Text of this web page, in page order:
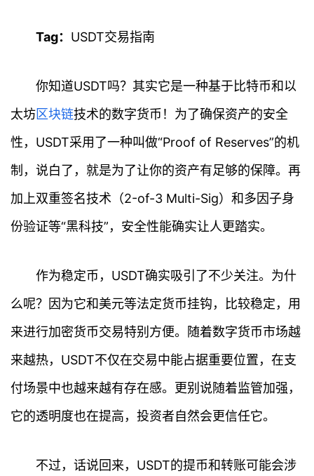
首
行
讯
专
题
百
科
Tag： USDT交易指南
你知道USDT吗？其实它是一种基于比特币和以
太坊区块链技术的数字货币！为了确保资产的安全
性，USDT采用了一种叫做“Proof of Reserves”的机
制，说白了，就是为了让你的资产有足够的保障。再
加上双重签名技术（2-of-3 Multi-Sig）和多因子身
份验证等“黑科技”，安全性能确实让人更踏实。
作为稳定币，USDT确实吸引了不少关注。为什
么呢？因为它和美元等法定货币挂钩，比较稳定，用
来进行加密货币交易特别方便。随着数字货币市场越
来越热，USDT不仅在交易中能占据重要位置，在支
付场景中也越来越有存在感。更别说随着监管加强，
它的透明度也在提高，投资者自然会更信任它。
不过，话说回来，USDT的提币和转账可能会涉